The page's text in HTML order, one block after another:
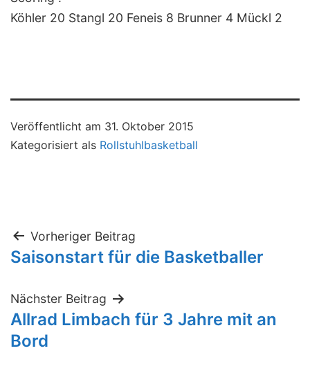
Köhler 20 Stangl 20 Feneis 8 Brunner 4 Mückl 2
Veröffentlicht am 31. Oktober 2015
Kategorisiert als Rollstuhlbasketball
Beitragsnavigation
Vorheriger Beitrag
Saisonstart für die Basketballer
Nächster Beitrag
Allrad Limbach für 3 Jahre mit an
Bord